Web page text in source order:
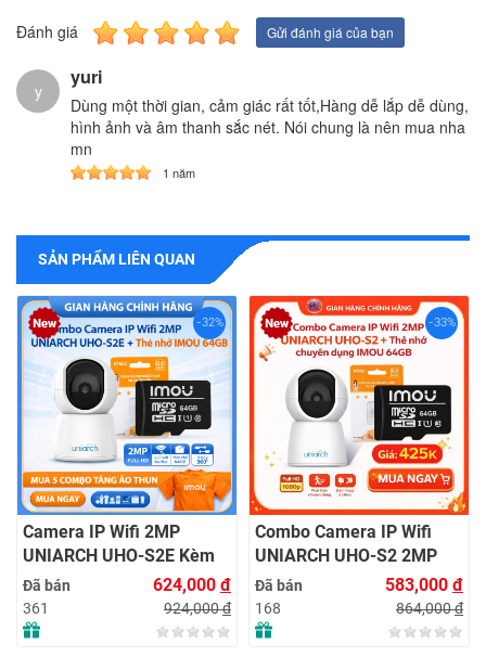
Đánh giá Gửi đánh giá của bạn
y
yuri
Dùng một thời gian, cảm giác rất tốt,Hàng dễ lắp dễ dùng,
hình ảnh và âm thanh sắc nét. Nói chung là nên mua nha
mn
1 năm
SẢN PHẨM LIÊN QUAN
-32%
Camera IP Wifi 2MP
UNIARCH UHO-S2E Kèm
Thẻ Nhớ IMOU 64GB |
Xem Từ Xa | Dễ Lắp Đặt
Đã bán
361
624,000 đ
924,000đ
-33%
Combo Camera IP Wifi
UNIARCH UHO-S2 2MP
Kèm Thẻ Nhớ IMOU 64GB
| Phù Hợp Nhà & Cửa Hàng
Đã bán
168
583,000 đ
864,000đ